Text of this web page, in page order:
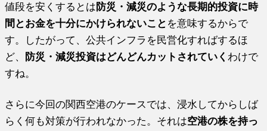
値段を安くするとは 防災・減災のような長期的投資に時
間とお金を十分にかけられないこと を意味するからで
す。したがって、公共インフラを民営化すればするほ
ど、
防災・減災投資はどんどんカットされていく わけで
すね。
さらに今回の関西空港のケースでは、浸水してからしば
らく何も対策が行われなかった。それは空港の株を持っ